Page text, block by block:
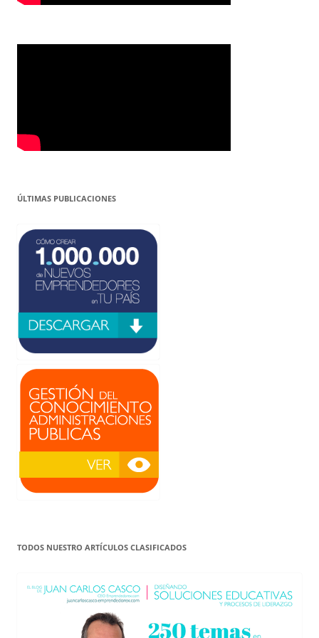
ÚLTIMAS PUBLICACIONES
TODOS NUESTRO ARTÍCULOS CLASIFICADOS